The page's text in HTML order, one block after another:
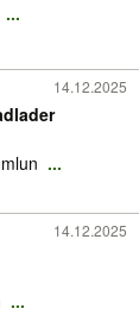
...
14.12.2025
...
14.12.2025
...